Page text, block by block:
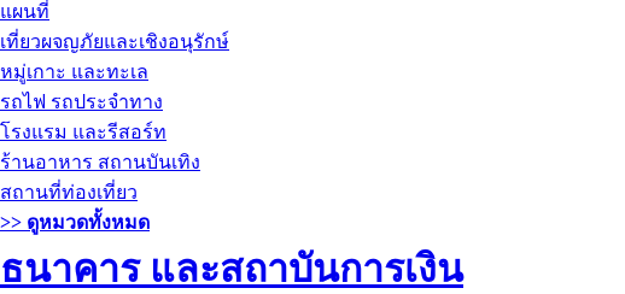
แผนที่
เที่ยวผจญภัยและเชิงอนุรักษ์
หมู่เกาะ และทะเล
รถไฟ รถประจำทาง
โรงแรม และรีสอร์ท
ร้านอาหาร สถานบันเทิง
สถานที่ท่องเที่ยว
>> ดูหมวดทั้งหมด
ธนาคาร และสถาบันการเงิน